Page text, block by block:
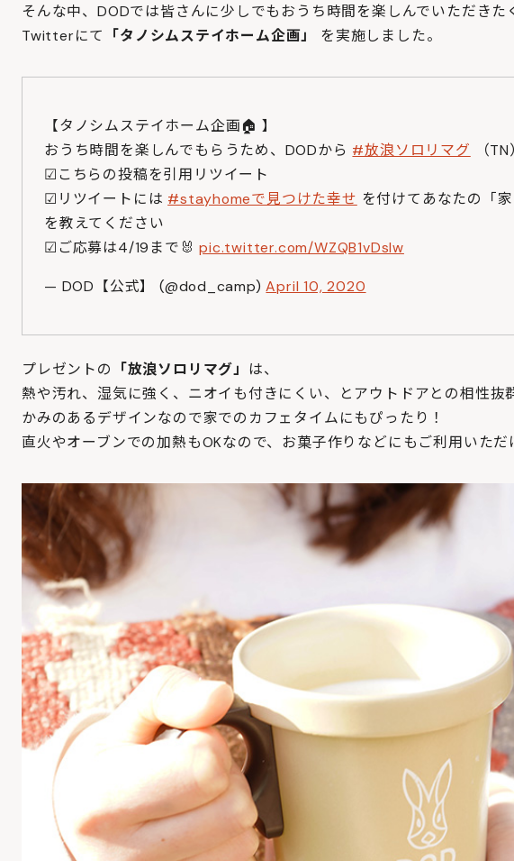
そんな中、DODでは皆さんに少しでもおうち時間を楽しんでいただきた
Twitterにて
「タノシムステイホーム企画」 を実施しました。
【タノシムステイホーム企画🏠 】
おうち時間を楽しんでもらうため、DODから #放浪ソロリマグ （
☑こちらの投稿を引用リツイート
☑リツイートには #stayhomeで見つけた幸せ を付けてあなたの「
を教えてください
☑ご応募は4/19まで🐰pic.twitter.com/WZQB1vDsIw
— DOD【公式】 (@dod_camp)April 10, 2020
プレゼントの 「放浪ソロリマグ」 は、
熱や汚れ、湿気に強く、ニオイも付きにくい、とアウトドアとの相性
かみのあるデザインなので家でのカフェタイムにもぴったり！
直火やオーブンでの加熱もOKなので、お菓子作りなどにもご利用いただ